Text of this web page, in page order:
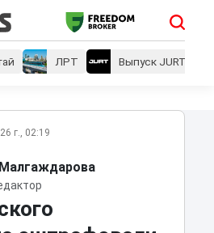
ЛРТ Выпуск JURT
г., 02:19